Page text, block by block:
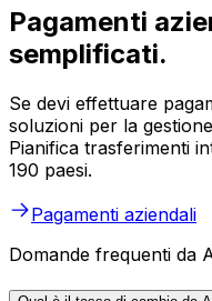
Pagamenti
semplificati.
Se devi effettuare
soluzioni per la
Pianifica trasferimenti
190 paesi.
Pagamenti aziendali
Domande frequenti da